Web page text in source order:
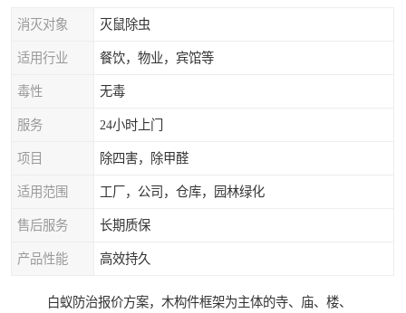
消灭对象 灭鼠除虫
适用行业 餐饮，物业，宾馆等
毒性 无毒
服务 24小时上门
项目 除四害，除甲醛
适用范围 工厂，公司，仓库，园林绿化
售后服务 长期质保
产品性能 高效持久
白蚁防治报价方案，木构件框架为主体的寺、庙、楼、